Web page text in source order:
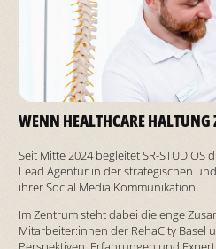
WENN HEALTHCARE HALTUNG
Seit Mitte 2024 begleitet SR-STUDIOS
Lead Agentur in der strategischen
ihrer Social Media Kommunikation.
Im Zentrum steht dabei die enge
Mitarbeiter:innen der RehaCity Basel